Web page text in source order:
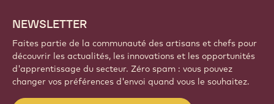
NEWSLETTER
Faites partie de la communauté des artisans et chefs pour
découvrir les actualités, les innovations et les opportunités
d'apprentissage du secteur. Zéro spam : vous pouvez
changer vos préférences d'envoi quand vous le souhaitez.